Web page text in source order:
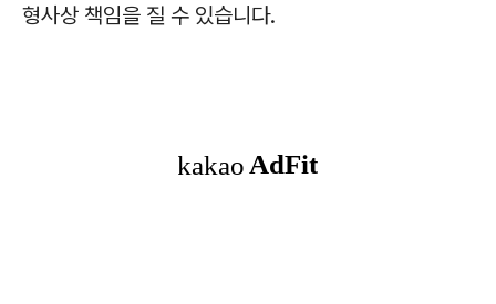
형사상 책임을 질 수 있습니다.